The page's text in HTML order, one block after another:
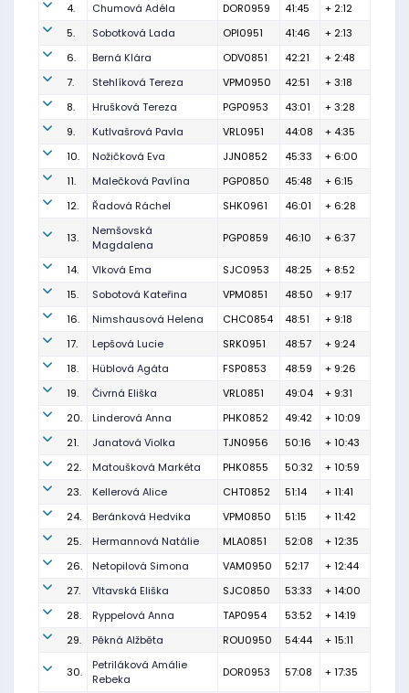
4.
Chumová Adéla DOR0959 41:45
+ 2:12
5.
Sobotková Lada OPI0951 41:46
+ 2:13
6.
Berná Klára ODV0851 42:21
+ 2:48
7.
Stehlíková Tereza VPM0950 42:51
+ 3:18
8.
Hrušková Tereza PGP0953 43:01
+ 3:28
9.
Kutlvašrová Pavla VRL0951 44:08
+ 4:35
10.
Nožičková Eva JJN0852 45:33
+ 6:00
11.
Malečková Pavlína PGP0850 45:48
+ 6:15
12.
Řadová Ráchel SHK0961 46:01 + 6:28
13.
Nemšovská
Magdalena
PGP0859 46:10 + 6:37
14. Vlková Ema SJC0953 48:25
+ 8:52
15.
Sobotová Kateřina VPM0851 48:50
+ 9:17
16.
Nimshausová Helena CHC0854 48:51
+ 9:18
17.
Lepšová Lucie SRK0951 48:57
+ 9:24
18.
Hüblová Agáta FSP0853 48:59
+ 9:26
19.
Čivrná Eliška VRL0851 49:04
+ 9:31
20.
Linderová Anna PHK0852 49:42
+ 10:09
21.
Janatová Violka TJN0956 50:16
+ 10:43
22.
Matoušková Markéta PHK0855 50:32
+ 10:59
23.
Kellerová Alice CHT0852 51:14
+ 11:41
24.
Beránková Hedvika VPM0850 51:15
+ 11:42
25.
Hermannová Natálie MLA0851 52:08
+ 12:35
26.
Netopilová Simona VAM0950 52:17
+ 12:44
27.
Vltavská Eliška SJC0850 53:33
+ 14:00
28.
Ryppelová Anna TAP0954 53:52
+ 14:19
29.
Pěkná Alžběta ROU0950 54:44 + 15:11
30.
Petriláková Amálie
Rebeka
DOR0953 57:08 + 17:35